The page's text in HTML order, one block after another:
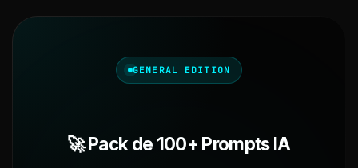
GENERAL EDITION
🚀 Pack de 100+ Prompts IA